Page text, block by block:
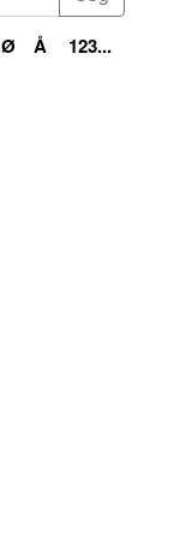
Ø Å 123...